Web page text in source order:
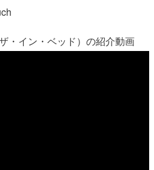
・イン・ベッド）の紹介動画